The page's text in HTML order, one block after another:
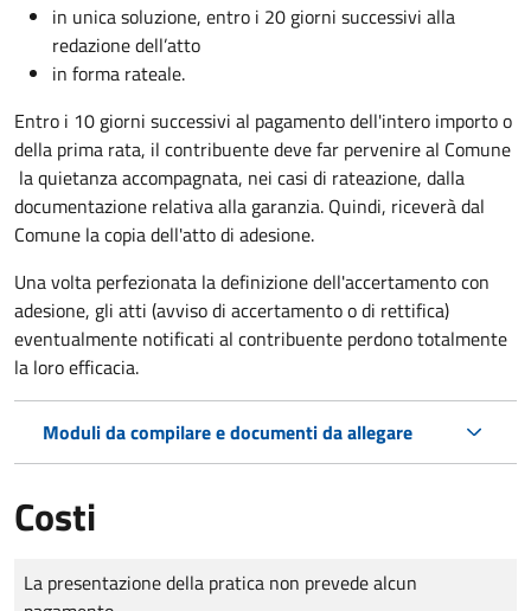
in unica soluzione, entro i 20 giorni successivi alla
redazione dell’atto
in forma rateale.
Entro i 10 giorni successivi al pagamento dell'intero importo o
della prima rata, il contribuente deve far pervenire al Comune
la quietanza accompagnata, nei casi di rateazione, dalla
documentazione relativa alla garanzia. Quindi, riceverà dal
Comune la copia dell'atto di adesione.
Una volta perfezionata la definizione dell'accertamento con
adesione, gli atti (avviso di accertamento o di rettifica)
eventualmente notificati al contribuente perdono totalmente
la loro efficacia.
Moduli da compilare e documenti da allegare
Costi
Tipo di pagamento
Importo
La presentazione della pratica non prevede alcun